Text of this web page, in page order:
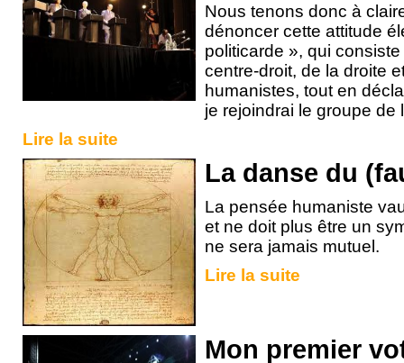
Nous tenons donc à
dénoncer cette attitude
politicarde », qui
centre-droit, de la droite
humanistes, tout en
je rejoindrai le groupe de
Lire la suite
La danse du
La pensée humaniste
et ne doit plus être un
ne sera jamais mutuel.
Lire la suite
Mon premier